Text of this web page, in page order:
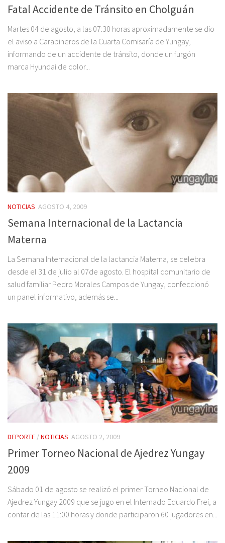
Fatal Accidente de Tránsito en Cholguán
Martes 04 de agosto, a las 07:30 horas aproximadamente se dio
el aviso a Carabineros de la Cuarta Comisaría de Yungay,
informando de un accidente de tránsito, donde un furgón
marca Hyundai de color...
NOTICIAS AGOSTO 4, 2009
Semana Internacional de la Lactancia
Materna
La Semana Internacional de la lactancia Materna, se celebra
desde el 31 de julio al 07de agosto. El hospital comunitario de
salud familiar Pedro Morales Campos de Yungay, confeccionó
un panel informativo, además se...
DEPORTE /NOTICIAS AGOSTO 2, 2009
Primer Torneo Nacional de Ajedrez Yungay
2009
Sábado 01 de agosto se realizó el primer Torneo Nacional de
Ajedrez Yungay 2009 que se jugo en el Internado Eduardo Frei, a
contar de las 11:00 horas y donde participaron 60 jugadores en...